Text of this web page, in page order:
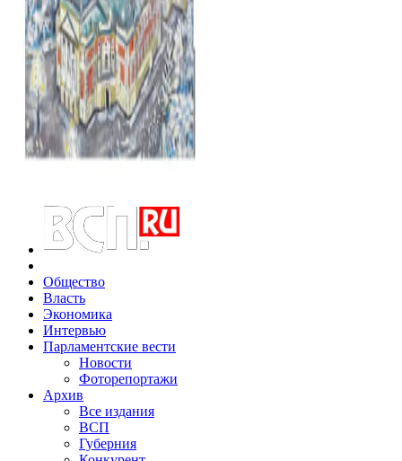
Общество
Власть
Экономика
Интервью
Парламентские вести
Новости
Фоторепортажи
Архив
Все издания
ВСП
Губерния